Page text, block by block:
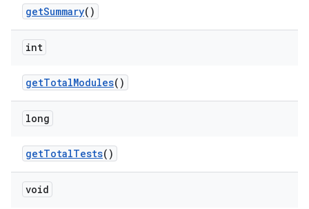
getSummary()
int
getTotalModules()
long
getTotalTests()
void